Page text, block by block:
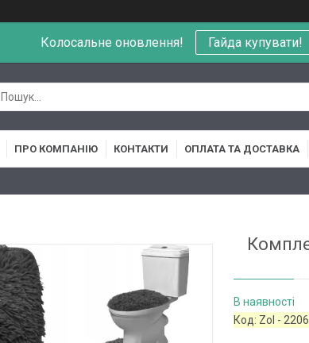
Колосальне оновлення! Гайда купувати!
ПРО КОМПАНІЮ КОНТАКТИ ОПЛАТА ТА ДОСТАВКА
В наявності
Код: Zol -